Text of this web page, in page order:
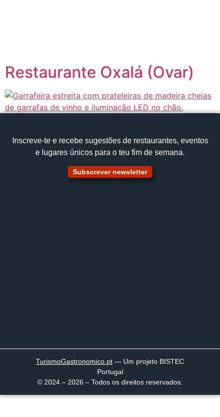
Restaurante Oxalá (Ovar)
Inscreve‑te e recebe sugestões de restaurantes, eventos
e lugares únicos para o teu fim de semana.
Subscrever newsletter
TurismoGastronomico .pt — Um projeto BISTEC
Portugal
© 2024 – 2026 – Todos os direitos reservados.